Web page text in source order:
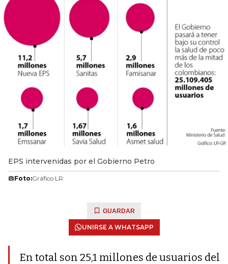
EPS intervenidas por el Gobierno Petro
Foto:Gráfico LR
GUARDAR
UNIRSE A WHATSAPP
En total son 25,1 millones de usuarios del